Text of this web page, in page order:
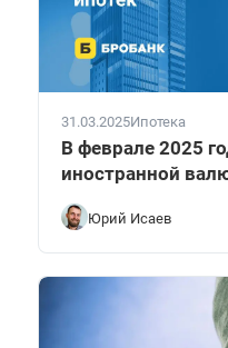
31.03.2025Ипотека
В феврале 2025
иностранной
Юрий Исаев